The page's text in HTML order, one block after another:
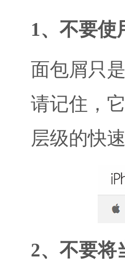
1、不要使
面包屑只
请记住，
层级的快
2、不要将